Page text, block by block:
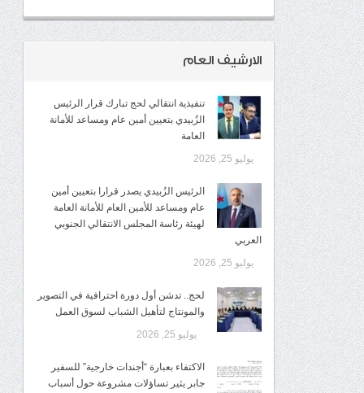
الارشيف العام
تنفيذية انتقالي لحج تبارك قرار الرئيس
الزُبيدي بتعيين أمين عام ومساعد للأمانة
العامة
يوليو 25, 2026
الرئيس الزُبيدي يصدر قرارا بتعيين أمين
عام ومساعد للأمين العام للأمانة العامة
لهيئة رئاسة المجلس الانتقالي الجنوبي
العربي
يوليو 25, 2026
لحج.. تدشن أول دورة احترافية في التصوير
والمونتاج لتأهيل الشباب لسوق العمل
يوليو 25, 2026
الاكتفاء بعبارة “أجندات خارجية” للسفير
جابر يثير تساؤلات مشروعة حول أسباب